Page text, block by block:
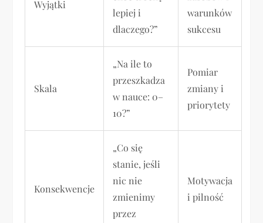
Wyjątki
lepiej i
dlaczego?”
warunków
sukcesu
Skala
„Na ile to
przeszkadza
w nauce: 0–
10?”
Pomiar
zmiany i
priorytety
Konsekwencje
„Co się
stanie, jeśli
nic nie
zmienimy
przez
Motywacja
i pilność